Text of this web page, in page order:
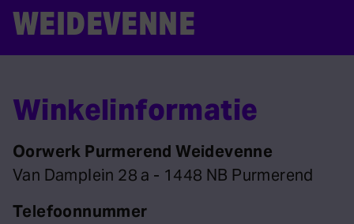
WEIDEVENNE
Winkelinformatie
Oorwerk Purmerend Weidevenne
Van Damplein 28 a - 1448 NB Purmerend
Telefoonnummer